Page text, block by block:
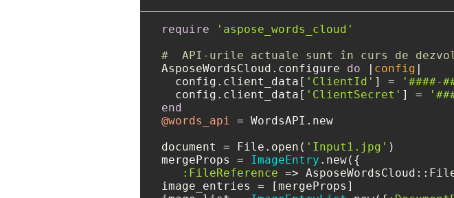
require
'aspose_words_cloud'
#  API-urile actuale sunt în curs de
AsposeWordsCloud.configure do config
  config.client_data[
'ClientId' ] =
'####-
  config.client_data[
'ClientSecret' ] =
end
@words_api = WordsAPI.new
document = File.open( 'Input1.jpg' )
mergeProps = ImageEntry .new({
:FileReference =>
image_entries = [mergeProps]